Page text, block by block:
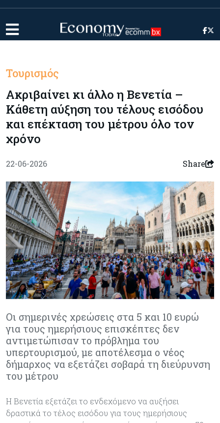
Τουρισμός
Ακριβαίνει κι άλλο η Βενετία –
Κάθετη αύξηση του τέλους εισόδου
και επέκταση του μέτρου όλο τον
χρόνο
22-06-2026 Share
Οι σημερινές χρεώσεις στα 5 και 10 ευρώ
για τους ημερήσιους επισκέπτες δεν
αντιμετώπισαν το πρόβλημα του
υπερτουρισμού, με αποτέλεσμα ο νέος
δήμαρχος να εξετάζει σοβαρά τη διεύρυνση
του μέτρου
Η Βενετία εξετάζει το ενδεχόμενο να αυξήσει
δραστικά το τέλος εισόδου για τους ημερήσιους